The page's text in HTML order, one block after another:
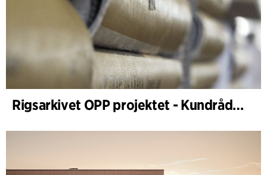
Rigsarkivet OPP projektet - Kundrådgivande